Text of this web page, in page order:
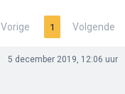
Vorige 1 Volgende
5 december 2019, 12:06 uur